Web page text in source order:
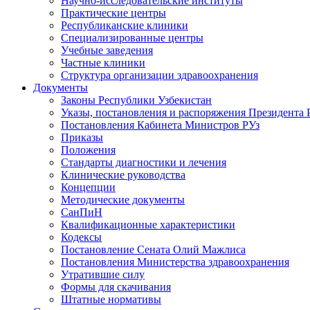
Практические центры
Республиканские клиники
Специализированные центры
Учебные заведения
Частные клиники
Структура организации здравоохранения
Документы
Законы Республики Узбекистан
Указы, постановления и распоряжения Президента
Постановления Кабинета Министров РУз
Приказы
Положения
Стандарты диагностики и лечения
Клинические руководства
Концепции
Методические документы
СанПиН
Квалификационные характеристики
Кодексы
Постановление Сената Олий Мажлиса
Постановления Министерства здравоохранения
Утратившие силу
Формы для скачивания
Штатные нормативы